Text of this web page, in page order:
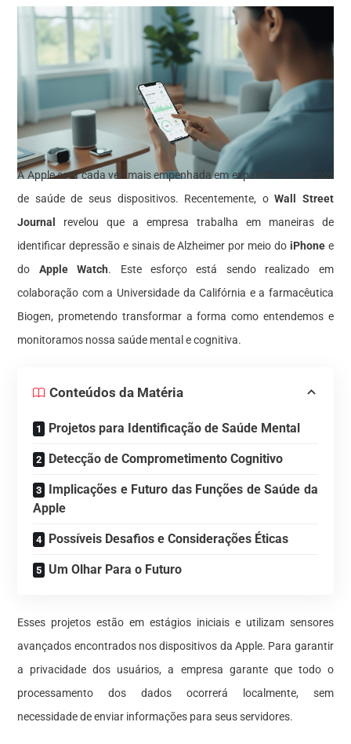
A Apple está cada vez mais empenhada em expandir os recursos
de saúde de seus dispositivos. Recentemente, oWall Street
Journal
revelou que a empresa trabalha em maneiras de
identificar depressão e sinais de Alzheimer por meio do iPhonee
do Apple Watch. Este esforço está sendo realizado em
colaboração com a Universidade da Califórnia e a farmacêutica
Biogen, prometendo transformar a forma como entendemos e
monitoramos nossa saúde mental e cognitiva.
Conteúdos da Matéria
Projetos para Identificação de Saúde Mental
Detecção de Comprometimento Cognitivo
Implicações e Futuro das Funções de Saúde da
Apple
Possíveis Desafios e Considerações Éticas
Um Olhar Para o Futuro
Esses projetos estão em estágios iniciais e utilizam sensores
avançados encontrados nos dispositivos da Apple. Para garantir
a privacidade dos usuários, a empresa garante que todo o
processamento dos dados ocorrerá localmente, sem
necessidade de enviar informações para seus servidores.